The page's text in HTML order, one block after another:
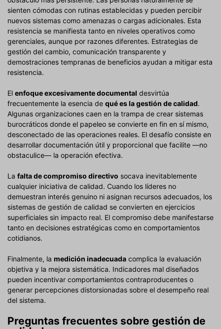
sienten cómodas con rutinas establecidas y pueden percibir
nuevos sistemas como amenazas o cargas adicionales. Esta
resistencia se manifiesta tanto en niveles operativos como
gerenciales, aunque por razones diferentes. Estrategias de
gestión del cambio, comunicación transparente y
demostraciones tempranas de beneficios ayudan a mitigar esta
resistencia.
El enfoque excesivamente documental desvirtúa
frecuentemente la esencia de qué es la gestión de calidad.
Algunas organizaciones caen en la trampa de crear sistemas
burocráticos donde el papeleo se convierte en fin en sí mismo,
desconectado de las operaciones reales. El desafío consiste en
desarrollar documentación útil y proporcional que facilite —no
obstaculice— la operación efectiva.
La falta de compromiso directivo socava inevitablemente
cualquier iniciativa de calidad. Cuando los líderes no
demuestran interés genuino ni asignan recursos adecuados, los
sistemas de gestión de calidad se convierten en ejercicios
superficiales sin impacto real. El compromiso debe manifestarse
tanto en decisiones estratégicas como en comportamientos
cotidianos.
Finalmente, la medición inadecuada complica la evaluación
objetiva y la mejora sistemática. Indicadores mal diseñados
pueden incentivar comportamientos contraproducentes o
generar percepciones distorsionadas sobre el desempeño real
del sistema.
Preguntas frecuentes sobre gestión de